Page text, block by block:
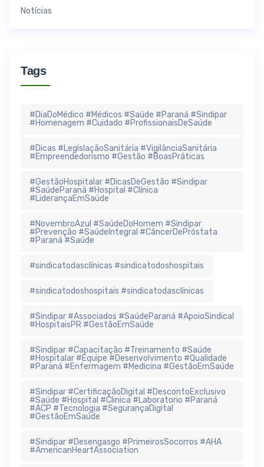
Notícias
Tags
#DiaDoMédico #Médicos #Saúde #Paraná #Sindipar
#Homenagem #Cuidado #ProfissionaisDeSaúde
#Dicas #LegislaçãoSanitária #VigilânciaSanitária
#Empreendedorismo #Gestão #BoasPráticas
#GestãoHospitalar #DicasDeGestão #Sindipar
#SaúdeParaná #Hospital #Clínica
#LiderançaEmSaúde
#NovembroAzul #SaúdeDoHomem #Sindipar
#Prevenção #SaúdeIntegral #CâncerDePróstata
#Paraná #Saúde
#sindicatodasclínicas #sindicatodoshospitais
#sindicatodoshospitais #sindicatodasclínicas
#Sindipar #Associados #SaúdeParaná #ApoioSindical
#HospitaisPR #GestãoEmSaúde
#Sindipar #Capacitação #Treinamento #Saúde
#Hospitalar #Equipe #Desenvolvimento #Qualidade
#Paraná #Enfermagem #Medicina #GestãoEmSaúde
#Sindipar #CertificaçãoDigital #DescontoExclusivo
#Saúde #Hospital #Clinica #Laboratorio #Paraná
#ACP #Tecnologia #SegurançaDigital
#GestãoEmSaúde
#Sindipar #Desengasgo #PrimeirosSocorros #AHA
#AmericanHeartAssociation